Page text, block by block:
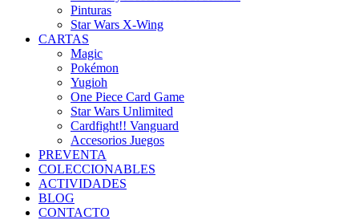
Pinturas
Star Wars X-Wing
CARTAS
Magic
Pokémon
Yugioh
One Piece Card Game
Star Wars Unlimited
Cardfight!! Vanguard
Accesorios Juegos
PREVENTA
COLECCIONABLES
ACTIVIDADES
BLOG
CONTACTO